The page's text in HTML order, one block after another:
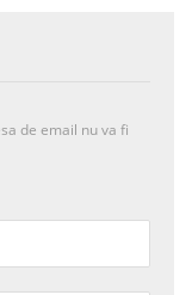
de email nu va fi